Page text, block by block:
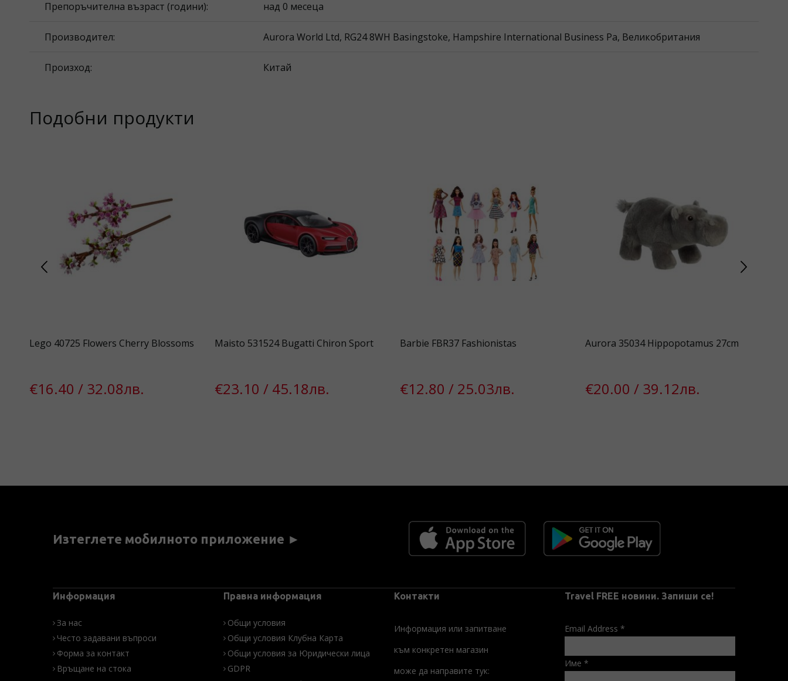
Препоръчителна възраст (години): над 0 месеца
Производител: Aurora World Ltd, RG24 8WH Basingstoke, Hampshire International Business Pa, Великобритания
Произход: Китай
Подобни продукти
Lego 40725 Flowers Cherry Blossoms
€16.40 / 32.08лв.
Maisto 531524 Bugatti Chiron Sport
€23.10 / 45.18лв.
Barbie FBR37 Fashionistas
€12.80 / 25.03лв.
Aurora 35034 Hippopotamus 27cm
€20.00 / 39.12лв.
Изтеглете мобилното приложение ►
Информация
За нас
Често задавани въпроси
Форма за контакт
Връщане на стока
Правна информация
Общи условия
Общи условия Клубна Карта
Общи условия за Юридически лица
GDPR
Контакти
Информация или запитване
към конкретен магазин
може да направите тук:
Travel FREE новини. Запиши се!
Email Address *
Име *